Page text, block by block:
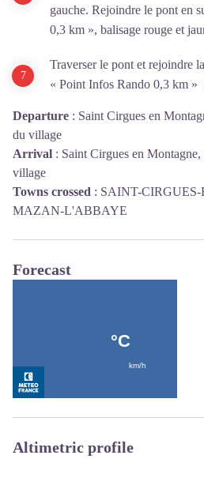
gauche. Rejoindre le pont en
0,3 km », balisage rouge et
Traverser le pont et rejoindre
« Point Infos Rando 0,3 km »
Departure : Saint Cirgues en
du village
Arrival : Saint Cirgues en
village
Towns crossed : SAINT-
MAZAN-L'ABBAYE
Forecast
Altimetric profile